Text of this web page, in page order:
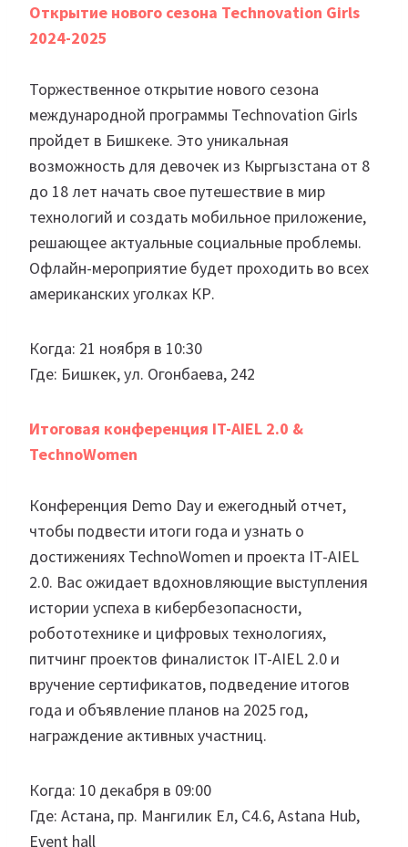
Открытие нового сезона Technovation Girls
2024-2025
Торжественное открытие нового сезона
международной программы Technovation Girls
пройдет в Бишкеке. Это уникальная
возможность для девочек из Кыргызстана от 8
до 18 лет начать свое путешествие в мир
технологий и создать мобильное приложение,
решающее актуальные социальные проблемы.
Офлайн-мероприятие будет проходить во всех
американских уголках КР.
Когда: 21 ноября в 10:30
Где: Бишкек, ул. Огонбаева, 242
Итоговая конференция IT-AIEL 2.0 &
TechnoWomen
Конференция Demo Day и ежегодный отчет,
чтобы подвести итоги года и узнать о
достижениях TechnoWomen и проекта IT-AIEL
2.0. Вас ожидает вдохновляющие выступления
истории успеха в кибербезопасности,
робототехнике и цифровых технологиях,
питчинг проектов финалисток IT-AIEL 2.0 и
вручение сертификатов, подведение итогов
года и объявление планов на 2025 год,
награждение активных участниц.
Когда: 10 декабря в 09:00
Где: Астана, пр. Мангилик Ел, С4.6, Astana Hub,
Event hall